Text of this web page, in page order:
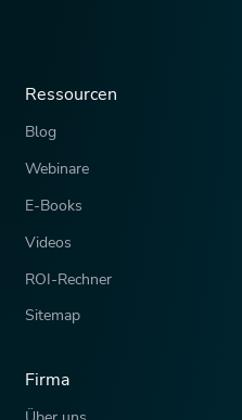
Ressourcen
Blog
Webinare
E-Books
Videos
ROI-Rechner
Sitemap
Firma